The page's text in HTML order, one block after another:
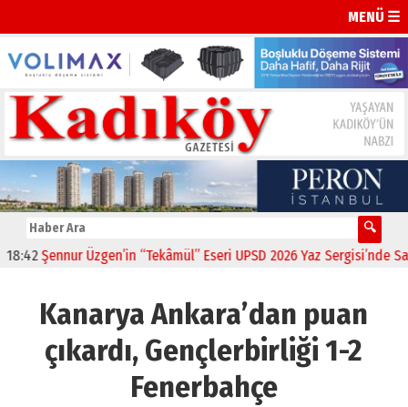
MENÜ ☰
Şennur Üzgen’in “Tekâmül” Eseri UPSD 2026 Yaz Sergisi’nde
Kanarya Ankara’dan puan
çıkardı, Gençlerbirliği 1-2
Fenerbahçe